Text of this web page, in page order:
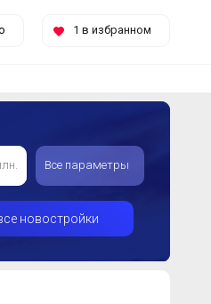
1 в избранном
Все параметры
новостройки